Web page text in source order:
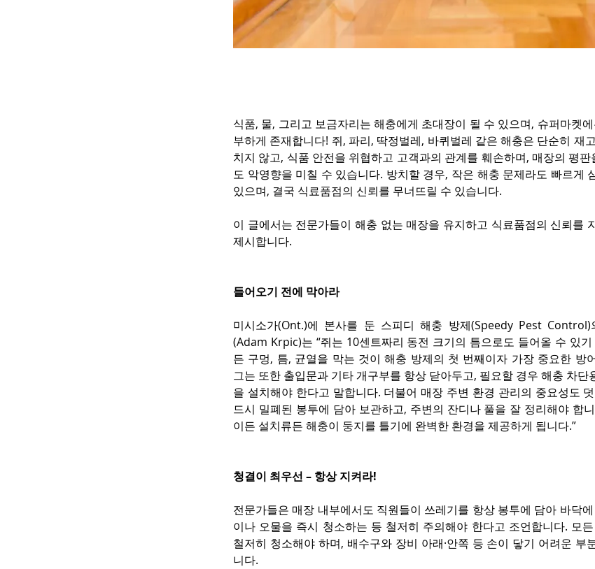
식품, 물, 그리고 보금자리는 해충에게 초대장이 될 수 있으며, 슈퍼마켓
부하게 존재합니다! 쥐, 파리, 딱정벌레, 바퀴벌레 같은 해충은 단순히 재
치지 않고, 식품 안전을 위협하고 고객과의 관계를 훼손하며, 매장의 평
도 악영향을 미칠 수 있습니다. 방치할 경우, 작은 해충 문제라도 빠르게
있으며, 결국 식료품점의 신뢰를 무너뜨릴 수 있습니다.
이 글에서는 전문가들이 해충 없는 매장을 유지하고 식료품점의 신뢰를
제시합니다.
들어오기 전에 막아라
미시소가(Ont.)에 본사를 둔 스피디 해충 방제(Speedy Pest
(Adam Krpic)는 “쥐는 10센트짜리 동전 크기의 틈으로도 들어올 수 있
든 구멍, 틈, 균열을 막는 것이 해충 방제의 첫 번째이자 가장 중요한 방
그는 또한 출입문과 기타 개구부를 항상 닫아두고, 필요할 경우 해충 차단
을 설치해야 한다고 말합니다. 더불어 매장 주변 환경 관리의 중요성도
드시 밀폐된 봉투에 담아 보관하고, 주변의 잔디나 풀을 잘 정리해야 합
이든 설치류든 해충이 둥지를 틀기에 완벽한 환경을 제공하게 됩니다.”
청결이 최우선 – 항상 지켜라!
전문가들은 매장 내부에서도 직원들이 쓰레기를 항상 봉투에 담아 바닥
이나 오물을 즉시 청소하는 등 철저히 주의해야 한다고 조언합니다. 모
철저히 청소해야 하며, 배수구와 장비 아래·안쪽 등 손이 닿기 어려운 부
니다.